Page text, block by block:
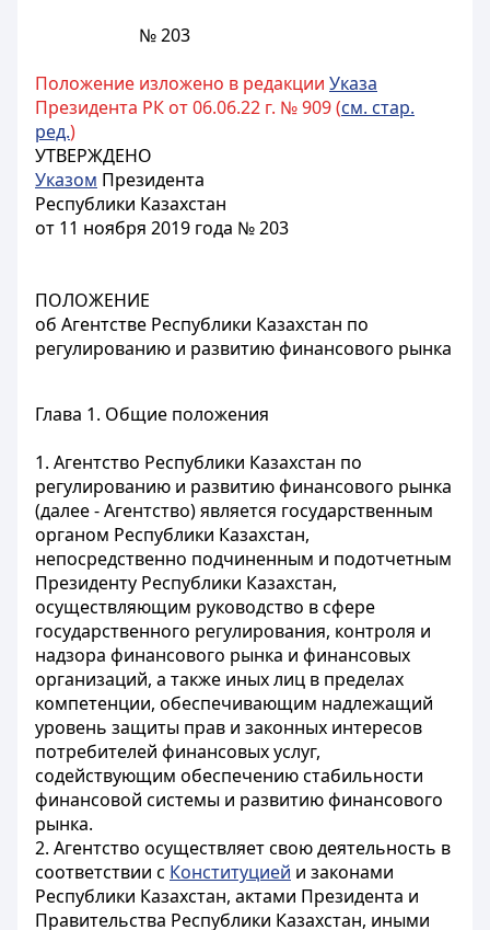
№ 203
Положение изложено в редакции Указа
Президента РК от 06.06.22 г. № 909 (см. стар.
ред.)
УТВЕРЖДЕНО
Указом Президента
Республики Казахстан
от 11 ноября 2019 года № 203
ПОЛОЖЕНИЕ
об Агентстве Республики Казахстан по
регулированию и развитию финансового рынка
Глава 1. Общие положения
1. Агентство Республики Казахстан по
регулированию и развитию финансового рынка
(далее - Агентство) является государственным
органом Республики Казахстан,
непосредственно подчиненным и подотчетным
Президенту Республики Казахстан,
осуществляющим руководство в сфере
государственного регулирования, контроля и
надзора финансового рынка и финансовых
организаций, а также иных лиц в пределах
компетенции, обеспечивающим надлежащий
уровень защиты прав и законных интересов
потребителей финансовых услуг,
содействующим обеспечению стабильности
финансовой системы и развитию финансового
рынка.
2. Агентство осуществляет свою деятельность в
соответствии с Конституцией и законами
Республики Казахстан, актами Президента и
Правительства Республики Казахстан, иными